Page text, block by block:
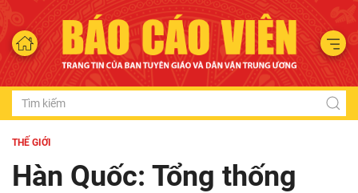
THẾ GIỚI
Hàn Quốc: Tổng thống